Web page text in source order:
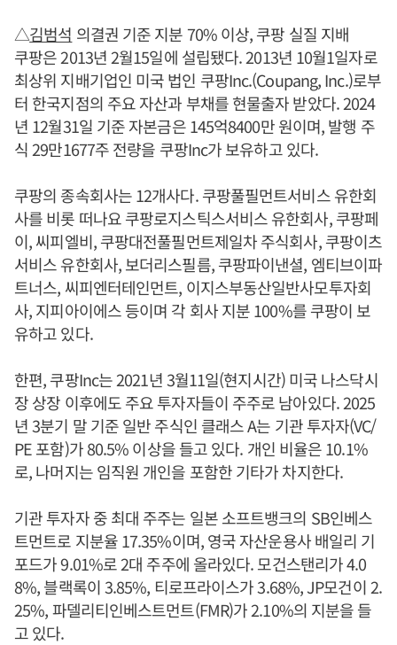
△김범석 의결권 기준 지분 70% 이상, 쿠팡 실질 지배
쿠팡은 2013년 2월15일에 설립됐다. 2013년 10월1일자로
최상위 지배기업인 미국 법인 쿠팡Inc.(Coupang, Inc.)로부
터 한국지점의 주요 자산과 부채를 현물출자 받았다. 2024
년 12월31일 기준 자본금은 145억8400만 원이며, 발행 주
식 29만1677주 전량을 쿠팡Inc가 보유하고 있다.
쿠팡의 종속회사는 12개사다. 쿠팡풀필먼트서비스 유한회
사를 비롯 떠나요 쿠팡로지스틱스서비스 유한회사, 쿠팡페
이, 씨피엘비, 쿠팡대전풀필먼트제일차 주식회사, 쿠팡이츠
서비스 유한회사, 보더리스필름, 쿠팡파이낸셜, 엠티브이파
트너스, 씨피엔터테인먼트, 이지스부동산일반사모투자회
사, 지피아이에스 등이며 각 회사 지분 100%를 쿠팡이 보
유하고 있다.
한편, 쿠팡Inc는 2021년 3월11일(현지시간) 미국 나스닥시
장 상장 이후에도 주요 투자자들이 주주로 남아있다. 2025
년 3분기 말 기준 일반 주식인 클래스 A는 기관 투자자(VC/
PE 포함)가 80.5% 이상을 들고 있다. 개인 비율은 10.1%
로, 나머지는 임직원 개인을 포함한 기타가 차지한다.
기관 투자자 중 최대 주주는 일본 소프트뱅크의 SB인베스
트먼트로 지분율 17.35%이며, 영국 자산운용사 배일리 기
포드가 9.01%로 2대 주주에 올라있다. 모건스탠리가 4.0
8%, 블랙록이 3.85%, 티로프라이스가 3.68%, JP모건이 2.
25%, 파델리티인베스트먼트(FMR)가 2.10%의 지분을 들
고 있다.